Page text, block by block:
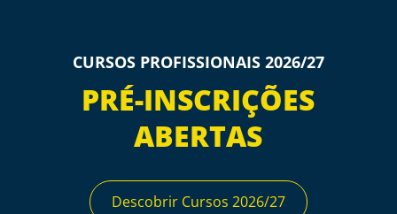
CURSOS PROFISSIONAIS 2026/27
PRÉ-INSCRIÇÕES
ABERTAS
Descobrir Cursos 2026/27